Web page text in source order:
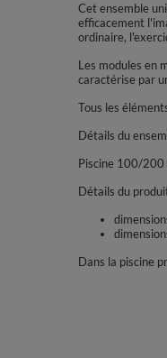
Cet ensemble
efficacement
ordinaire,
Les modules en
caractérise par
Tous les
Détails du
Piscine 100/200
Détails du
Dans la piscine